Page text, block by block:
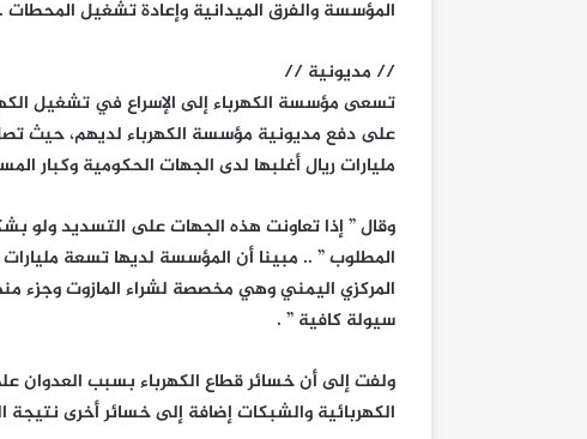
المؤسسة والفرق الميدانية وإعادة تشغيل المحطات .
// مديونية //
تسعى مؤسسة الكهرباء إلى الإسراع في تشغيل
مليارات ريال أغلبها لدى الجهات الحكومية وكبار
وقال ” إذا تعاونت هذه الجهات على التسديد
المطلوب ” .. مبينا أن المؤسسة لديها تسعة مليارات
المركزي اليمني وهي مخصصة لشراء المازوت وجزء
سيولة كافية ” .
ولفت إلى أن خسائر قطاع الكهرباء بسبب العدوان
الكهربائية والشبكات إضافة إلى خسائر أخرى نتيجة